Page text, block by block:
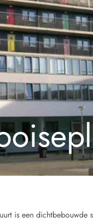
is een dichtbebouwde